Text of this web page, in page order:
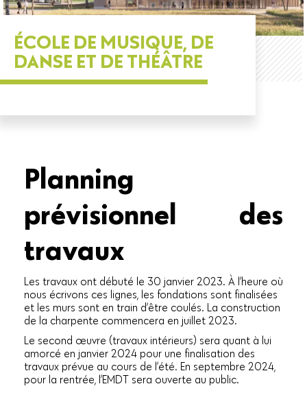
ÉCOLE DE MUSIQUE, DE
DANSE ET DE THÉÂTRE
Planning
prévisionnel des
travaux
Les travaux ont débuté le 30 janvier 2023. À l’heure où
nous écrivons ces lignes, les fondations sont finalisées
et les murs sont en train d’être coulés. La construction
de la charpente commencera en juillet 2023.
Le second œuvre (travaux intérieurs) sera quant à lui
amorcé en janvier 2024 pour une finalisation des
travaux prévue au cours de l’été. En septembre 2024,
pour la rentrée, l’EMDT sera ouverte au public.